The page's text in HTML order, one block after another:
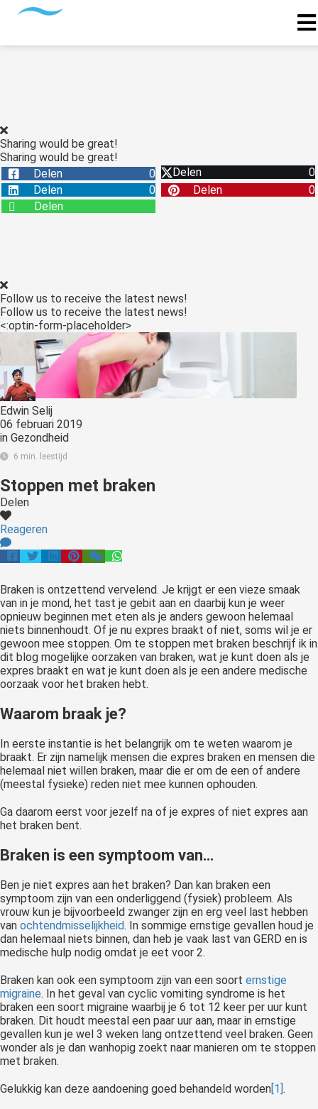
Sharing would be great!
Sharing would be great!
Delen
0 Delen
0
Delen
0 Delen
0
Delen
Follow us to receive the latest news!
Follow us to receive the latest news!
<:optin-form-placeholder>
Edwin Selij
06 februari 2019
in Gezondheid
6 min. leestijd
Stoppen met braken
Delen
Reageren
Braken is ontzettend vervelend. Je krijgt er een vieze smaak
van in je mond, het tast je gebit aan en daarbij kun je weer
opnieuw beginnen met eten als je anders gewoon helemaal
niets binnenhoudt. Of je nu expres braakt of niet, soms wil je er
gewoon mee stoppen. Om te stoppen met braken beschrijf ik in
dit blog mogelijke oorzaken van braken, wat je kunt doen als je
expres braakt en wat je kunt doen als je een andere medische
oorzaak voor het braken hebt.
Waarom braak je?
In eerste instantie is het belangrijk om te weten waarom je
braakt. Er zijn namelijk mensen die expres braken en mensen die
helemaal niet willen braken, maar die er om de een of andere
(meestal fysieke) reden niet mee kunnen ophouden.
Ga daarom eerst voor jezelf na of je expres of niet expres aan
het braken bent.
Braken is een symptoom van…
Ben je niet expres aan het braken? Dan kan braken een
symptoom zijn van een onderliggend (fysiek) probleem. Als
vrouw kun je bijvoorbeeld zwanger zijn en erg veel last hebben
van ochtendmisselijkheid. In sommige ernstige gevallen houd je
dan helemaal niets binnen, dan heb je vaak last van GERD en is
medische hulp nodig omdat je eet voor 2.
Braken kan ook een symptoom zijn van een soort ernstige
migraine. In het geval van cyclic vomiting syndrome is het
braken een soort migraine waarbij je 6 tot 12 keer per uur kunt
braken. Dit houdt meestal een paar uur aan, maar in ernstige
gevallen kun je wel 3 weken lang ontzettend veel braken. Geen
wonder als je dan wanhopig zoekt naar manieren om te stoppen
met braken.
Gelukkig kan deze aandoening goed behandeld worden [1] .